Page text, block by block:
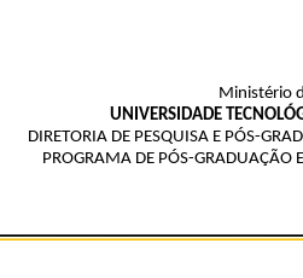
Ministério
UNIVERSIDADE
DIRETORIA DE PESQUISA E PÓS-
PROGRAMA DE PÓS-